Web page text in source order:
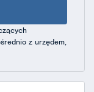
z urzędem,